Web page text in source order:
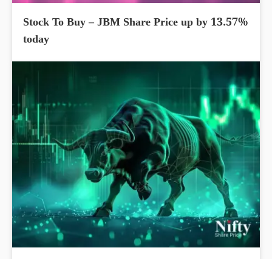
Stock To Buy – JBM Share Price up by 13.57%
today